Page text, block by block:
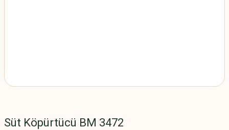
Süt Köpürtücü BM 3472